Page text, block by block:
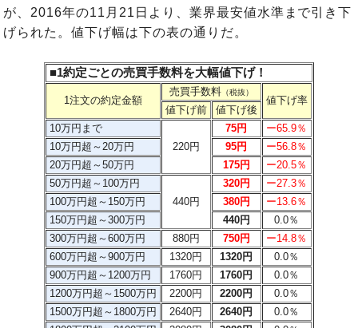
が、2016年の11月21日より、業界最安値水準まで引き下
げられた。値下げ幅は下の表の通りだ。
■1約定ごとの売買手数料を大幅値下げ！
1注文の約定金額
売買手数料（税抜）
値下げ率
値下げ前
値下げ後
10万円まで
220円
75円
ー65.9％
10万円超～20万円
95円
ー56.8％
20万円超～50万円
175円
ー20.5％
50万円超～100万円
440円
320円
ー27.3％
100万円超～150万円
380円
ー13.6％
150万円超～300万円
440円
0.0％
300万円超～600万円
880円 750円
ー14.8％
600万円超～900万円
1320円 1320円
0.0％
900万円超～1200万円
1760円 1760円
0.0％
1200万円超～1500万円
2200円 2200円
0.0％
1500万円超～1800万円
2640円 2640円
0.0％